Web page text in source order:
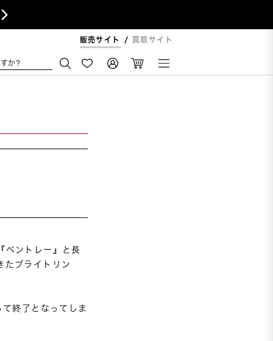

販売サイト 買取サイト
か?
ベントレー』と長
たブライトリン
終了となってしま